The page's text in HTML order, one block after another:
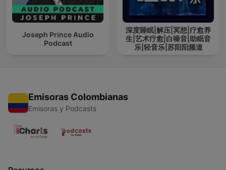
Joseph Prince Audio
Podcast
深度睡眠|解压|冥想|疗愈养
生|艺术疗愈|白噪音|助眠音
乐|轻音乐|苏阳阳频道
Emisoras Colombianas
Emisoras y Podcasts